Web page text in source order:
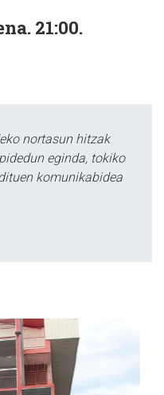
21:00.
nortasun hitzak
eginda, tokiko
komunikabidea